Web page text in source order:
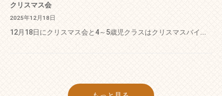
クリスマス会
2025年12月18日
12月18日にクリスマス会と4～5歳児クラスはクリスマスバイ...